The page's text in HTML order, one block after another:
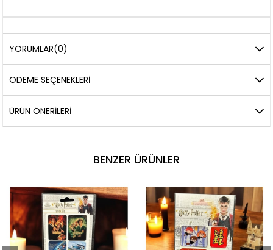
YORUMLAR(0)
ÖDEME SEÇENEKLERI
ÜRÜN ÖNERILERI
BENZER ÜRÜNLER